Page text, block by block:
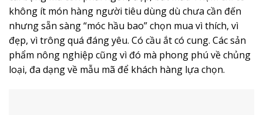
được mưa, nắng. Bây giờ, người nông dân đã biết làm
ra sản phẩm thị trường cần, người tiêu dùng muốn. Sản
phẩm ấy không chỉ sạch mà còn phải có thương hiệu,
có nhãn mác, thậm chí tinh tế trong thiết kế để bán vào
siêu thị, trên không gian mạng và xuất khẩu. Nhu cầu
của người tiêu dùng bây giờ cũng khác, đâu chỉ để no